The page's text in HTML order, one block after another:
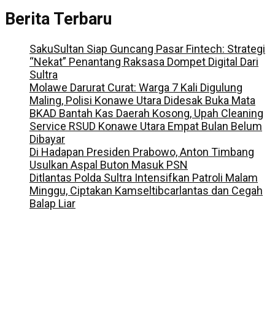
Berita Terbaru
SakuSultan Siap Guncang Pasar Fintech: Strategi
“Nekat” Penantang Raksasa Dompet Digital Dari
Sultra
Molawe Darurat Curat: Warga 7 Kali Digulung
Maling, Polisi Konawe Utara Didesak Buka Mata
BKAD Bantah Kas Daerah Kosong, Upah Cleaning
Service RSUD Konawe Utara Empat Bulan Belum
Dibayar
Di Hadapan Presiden Prabowo, Anton Timbang
Usulkan Aspal Buton Masuk PSN
Ditlantas Polda Sultra Intensifkan Patroli Malam
Minggu, Ciptakan Kamseltibcarlantas dan Cegah
Balap Liar